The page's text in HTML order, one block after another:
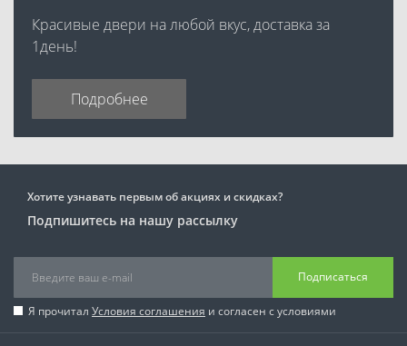
Красивые двери на любой вкус, доставка за
1день!
Подробнее
Хотите узнавать первым об акциях и скидках?
Подпишитесь на нашу рассылку
Подписаться
Я прочитал Условия соглашения и согласен с условиями